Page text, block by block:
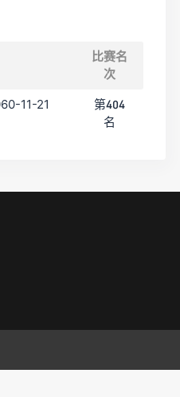
比赛名
次
11-21
第404
名